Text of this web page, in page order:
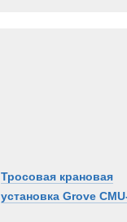
Тросовая крановая
установка Grove